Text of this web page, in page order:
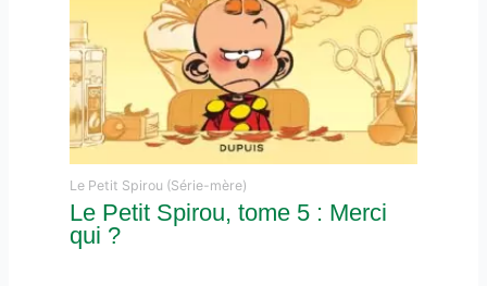
Le Petit Spirou (Série-mère)
Le Petit Spirou, tome 5 : Merci
qui ?